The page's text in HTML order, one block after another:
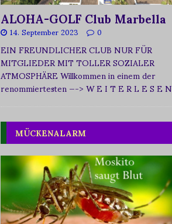
ALOHA-GOLF Club Marbella
14. September 2023 0
EIN FREUNDLICHER CLUB NUR FÜR
MITGLIEDER MIT TOLLER SOZIALER
ATMOSPHÄRE Willkommen in einem der
renommiertesten—-> W E I T E R L E S E N
MÜCKENALARM